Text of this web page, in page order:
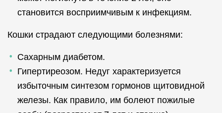
становится восприимчивым к инфекциям.
Кошки страдают следующими болезнями:
Сахарным диабетом.
Гипертиреозом. Недуг характеризуется
избыточным синтезом гормонов щитовидной
железы. Как правило, им болеют пожилые